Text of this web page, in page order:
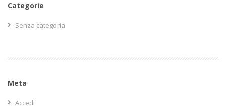
Categorie
Senza categoria
Meta
Accedi